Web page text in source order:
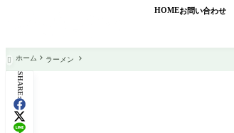
HOMEお問い合わせ
 ホーム ラーメン
SHARE: